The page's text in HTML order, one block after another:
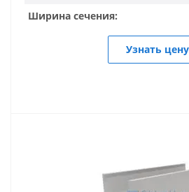
Ширина сечения:
Узнать цену